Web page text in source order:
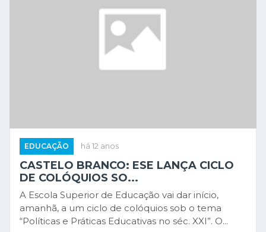
EDUCAÇÃO há 12 anos
CASTELO BRANCO: ESE LANÇA CICLO
DE COLÓQUIOS SO...
A Escola Superior de Educação vai dar início,
amanhã, a um ciclo de colóquios sob o tema
“Políticas e Práticas Educativas no séc. XXI”. O...